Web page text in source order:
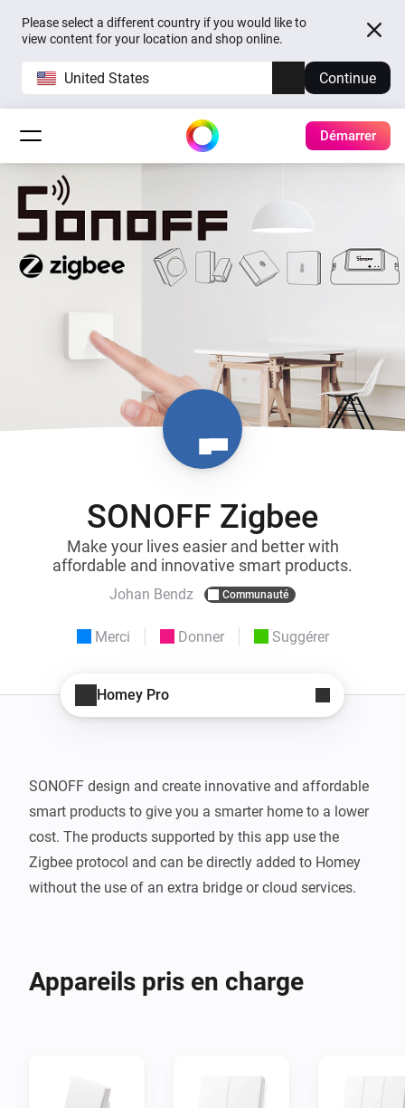
Please select a different country if you would like to
view content for your location and shop online.
United States Continue
Démarrer
SONOFF Zigbee
Make your lives easier and better with
affordable and innovative smart products.
Johan Bendz Communauté
Merci Donner Suggérer
Homey Pro
SONOFF design and create innovative and affordable
smart products to give you a smarter home to a lower
cost. The products supported by this app use the
Zigbee protocol and can be directly added to Homey
Appareils pris en charge